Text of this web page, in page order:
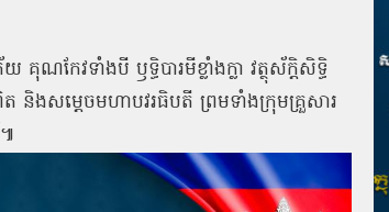
ែវទាំងបី ឫទ្ធិបារមីខ្លាំងក្លា វត្ថុស័ក្តិសិទ្ធិ
និងសម្តេចមហាបវរធិបតី ព្រមទាំងក្រុមគ្រួសារ